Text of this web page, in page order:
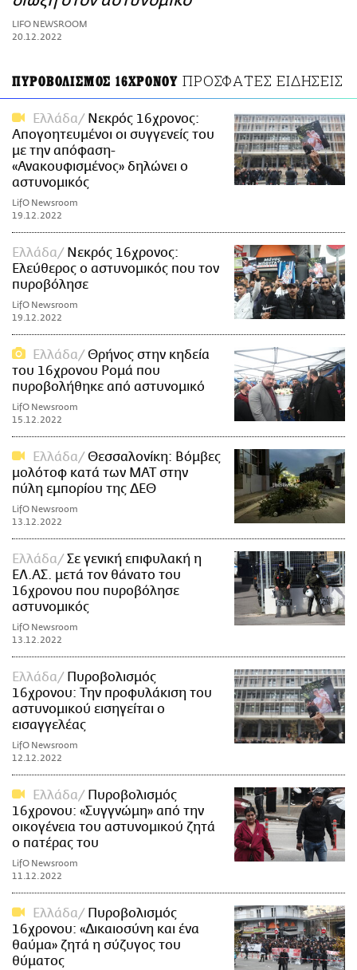
ΑΜΠΑ
PRINT
LIFO NEWSROOM
20.12.2022
ΠΥΡΟΒΟΛΙΣΜΟΣ 16ΧΡΟΝΟΥ ΠΡΟΣΦΑΤΕΣ ΕΙΔΗΣΕΙΣ
Ελλάδα
Νεκρός 16χρονος:
Απογοητευμένοι οι συγγενείς του
με την απόφαση-
«Ανακουφισμένος» δηλώνει ο
αστυνομικός
LifO Newsroom
19.12.2022
Ελλάδα
Νεκρός 16χρονος:
Ελεύθερος ο αστυνομικός που τον
πυροβόλησε
LifO Newsroom
19.12.2022
Ελλάδα
Θρήνος στην κηδεία
του 16χρονου Ρομά που
πυροβολήθηκε από αστυνομικό
LifO Newsroom
15.12.2022
Ελλάδα
Θεσσαλονίκη: Βόμβες
μολότοφ κατά των ΜΑΤ στην
πύλη εμπορίου της ΔΕΘ
LifO Newsroom
13.12.2022
Ελλάδα
Σε γενική επιφυλακή η
ΕΛ.ΑΣ. μετά τον θάνατο του
16χρονου που πυροβόλησε
αστυνομικός
LifO Newsroom
13.12.2022
Ελλάδα
Πυροβολισμός
16χρονου: Την προφυλάκιση του
αστυνομικού εισηγείται ο
εισαγγελέας
LifO Newsroom
12.12.2022
Ελλάδα
Πυροβολισμός
16χρονου: «Συγγνώμη» από την
οικογένεια του αστυνομικού ζητά
ο πατέρας του
LifO Newsroom
11.12.2022
Ελλάδα
Πυροβολισμός
16χρονου: «Δικαιοσύνη και ένα
θαύμα» ζητά η σύζυγος του
θύματος